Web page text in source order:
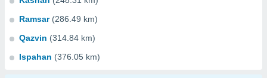
Ramsar (286.49 km)
Qazvin (314.84 km)
Ispahan (376.05 km)